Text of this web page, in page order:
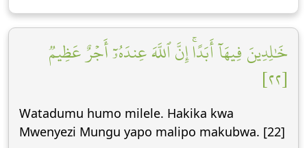
خَٰلِدِينَ فِيهَآ أَبَدًاۚ إِنَّ ٱللَّهَ عِندَهُۥٓ أَجۡرٌ عَظِيمٞ
[٢٢]
Watadumu humo milele. Hakika kwa
Mwenyezi Mungu yapo malipo makubwa. [22]